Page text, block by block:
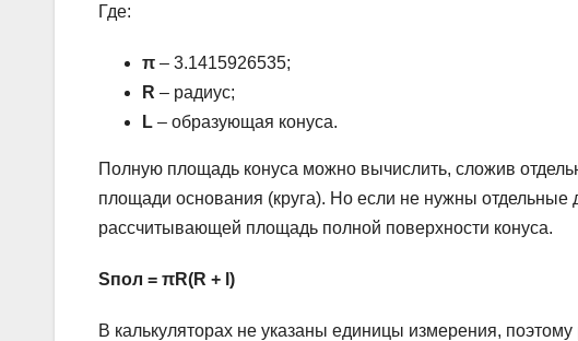
Где:
π – 3.1415926535;
R – радиус;
L – образующая конуса.
Полную площадь конуса можно вычислить, сложив
площади основания (круга). Но если не нужны
рассчитывающей площадь полной поверхности конуса.
Sпол = πR(R + l)
В калькуляторах не указаны единицы измерения,